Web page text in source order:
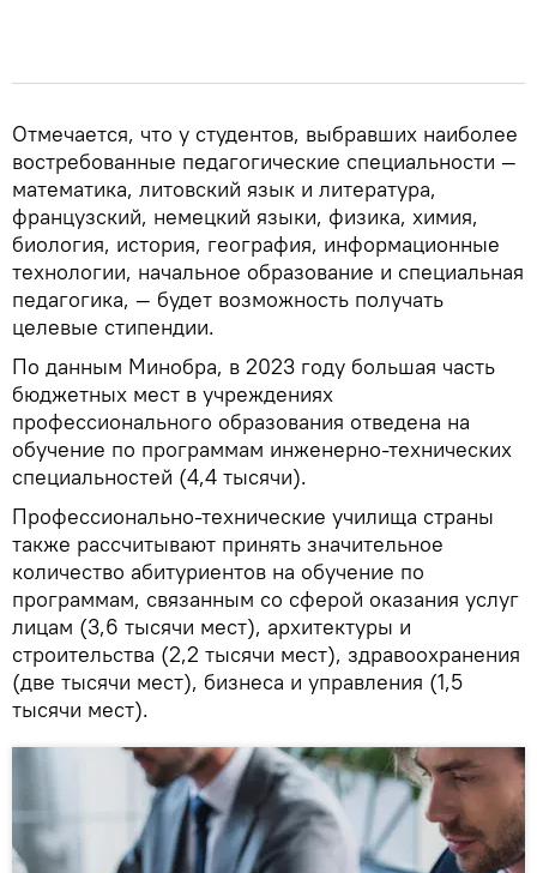
Отмечается, что у студентов, выбравших наиболее
востребованные педагогические специальности —
математика, литовский язык и литература,
французский, немецкий языки, физика, химия,
биология, история, география, информационные
технологии, начальное образование и специальная
педагогика, — будет возможность получать
целевые стипендии.
По данным Минобра, в 2023 году большая часть
бюджетных мест в учреждениях
профессионального образования отведена на
обучение по программам инженерно-технических
специальностей (4,4 тысячи).
Профессионально-технические училища страны
также рассчитывают принять значительное
количество абитуриентов на обучение по
программам, связанным со сферой оказания услуг
лицам (3,6 тысячи мест), архитектуры и
строительства (2,2 тысячи мест), здравоохранения
(две тысячи мест), бизнеса и управления (1,5
тысячи мест).